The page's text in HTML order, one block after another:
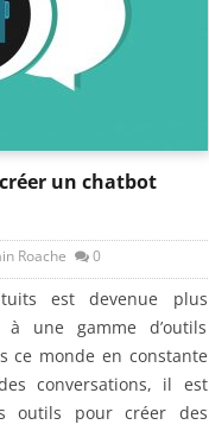
un chatbot
Roache 0
est devenue plus
une gamme d’outils
ce monde en constante
conversations, il est
outils pour créer des